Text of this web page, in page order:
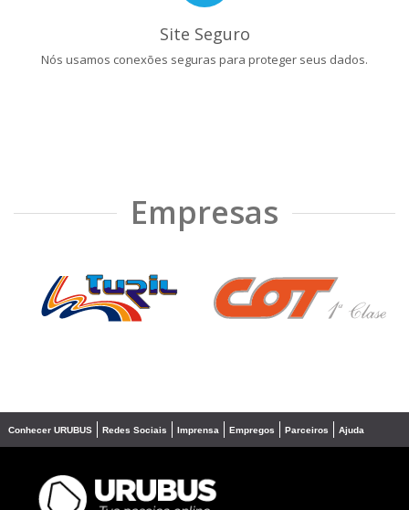
Site Seguro
Nós usamos conexões seguras para proteger seus dados.
Empresas
❮ ❯
Conhecer URUBUS Redes Sociais Imprensa Empregos Parceiros Ajuda